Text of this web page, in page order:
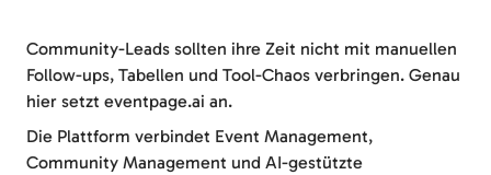
Community-Leads sollten ihre Zeit nicht mit manuellen
Follow-ups, Tabellen und Tool-Chaos verbringen. Genau
hier setzt eventpage.ai an.
Die Plattform verbindet Event Management,
Community Management und AI-gestützte